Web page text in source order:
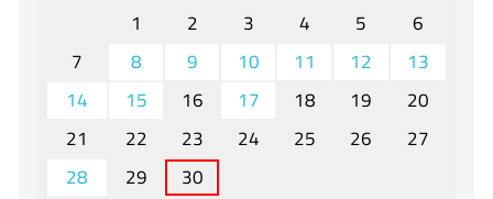
Willkommen
Veranstaltungen und Termine
Unser Unterricht - Fachcurricula
Unsere Konzepte
Downloads
1
2 3 4 5
6
7
8 9 10 11 12
13
14
15 16 17 18 19
20
21
22 23 24 25 26
27
28
29
30